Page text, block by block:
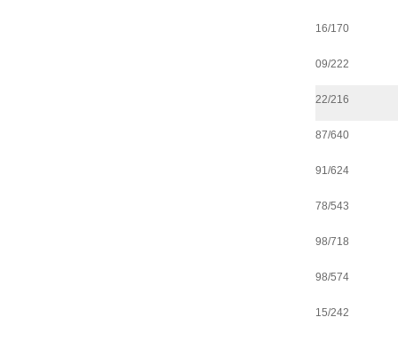
16/170
09/222
22/216
87/640
91/624
78/543
98/718
98/574
15/242